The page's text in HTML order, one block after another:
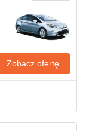
Zobacz ofertę